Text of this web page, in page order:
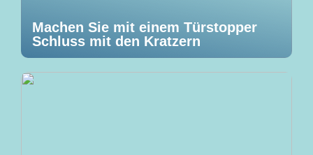
Machen Sie mit einem Türstopper
Schluss mit den Kratzern